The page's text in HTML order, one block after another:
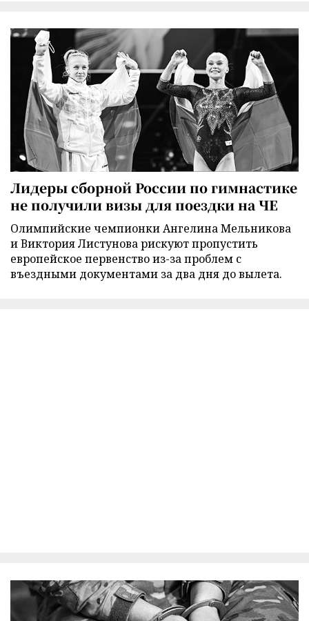
Лидеры сборной России по гимнастике
не получили визы для поездки на ЧЕ
Олимпийские чемпионки Ангелина Мельникова
и Виктория Листунова рискуют пропустить
европейское первенство из-за проблем с
въездными документами за два дня до вылета.